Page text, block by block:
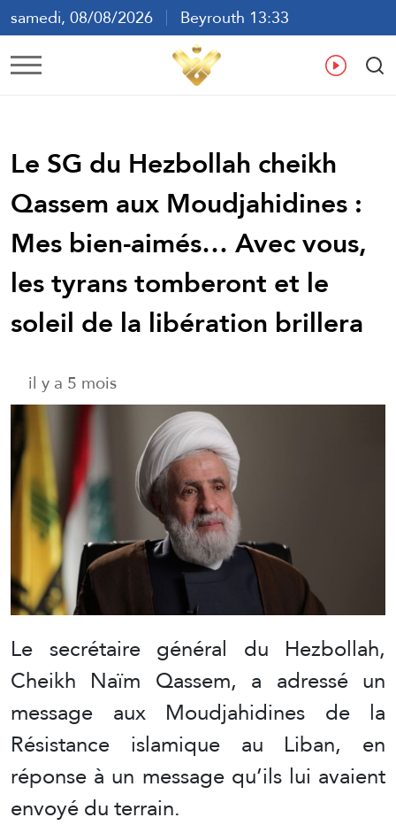
samedi, 08/08/2026
Beyrouth 13:33
ع
Le SG du Hezbollah cheikh
Qassem aux Moudjahidines :
Mes bien-aimés… Avec vous,
les tyrans tomberont et le
soleil de la libération brillera
il y a 5 mois
Le secrétaire général du Hezbollah,
Cheikh Naïm Qassem, a adressé un
message aux Moudjahidines de la
Résistance islamique au Liban, en
réponse à un message qu’ils lui avaient
envoyé du terrain.